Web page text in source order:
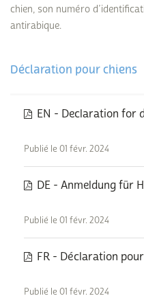
chien, son numéro
antirabique.
Déclaration pour chiens
EN - Declaration for
Publié le 01 févr. 2024
DE - Anmeldung für
Publié le 01 févr. 2024
FR - Déclaration
Publié le 01 févr. 2024